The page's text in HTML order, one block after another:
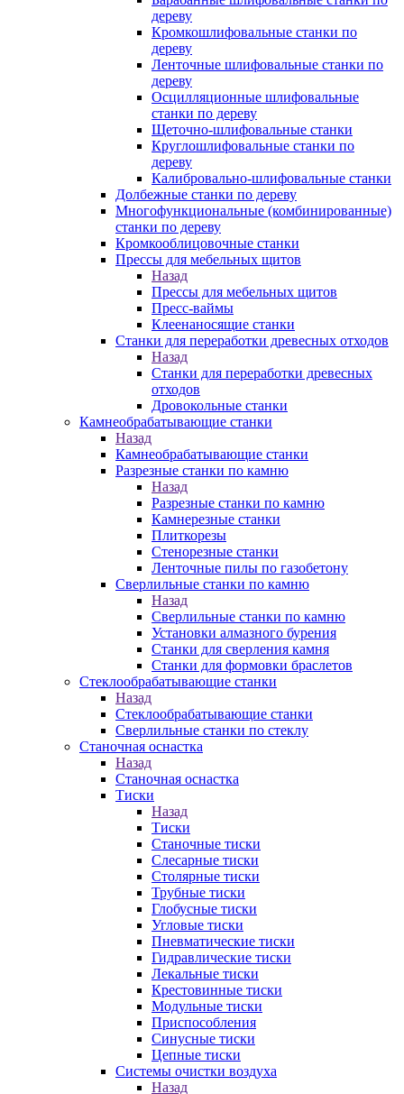
дереву
Кромкошлифовальные станки по
дереву
Ленточные шлифовальные станки по
дереву
Осцилляционные шлифовальные
станки по дереву
Щеточно-шлифовальные станки
Круглошлифовальные станки по
дереву
Калибровально-шлифовальные станки
Долбежные станки по дереву
Многофункциональные (комбинированные)
станки по дереву
Кромкооблицовочные станки
Прессы для мебельных щитов
Назад
Прессы для мебельных щитов
Пресс-ваймы
Клеенаносящие станки
Станки для переработки древесных отходов
Назад
Станки для переработки древесных
отходов
Дровокольные станки
Камнеобрабатывающие станки
Назад
Камнеобрабатывающие станки
Разрезные станки по камню
Назад
Разрезные станки по камню
Камнерезные станки
Плиткорезы
Стенорезные станки
Ленточные пилы по газобетону
Сверлильные станки по камню
Назад
Сверлильные станки по камню
Установки алмазного бурения
Станки для сверления камня
Станки для формовки браслетов
Стеклообрабатывающие станки
Назад
Стеклообрабатывающие станки
Сверлильные станки по стеклу
Станочная оснастка
Назад
Станочная оснастка
Тиски
Назад
Тиски
Станочные тиски
Слесарные тиски
Столярные тиски
Трубные тиски
Глобусные тиски
Угловые тиски
Пневматические тиски
Гидравлические тиски
Лекальные тиски
Крестовинные тиски
Модульные тиски
Приспособления
Синусные тиски
Цепные тиски
Системы очистки воздуха
Назад